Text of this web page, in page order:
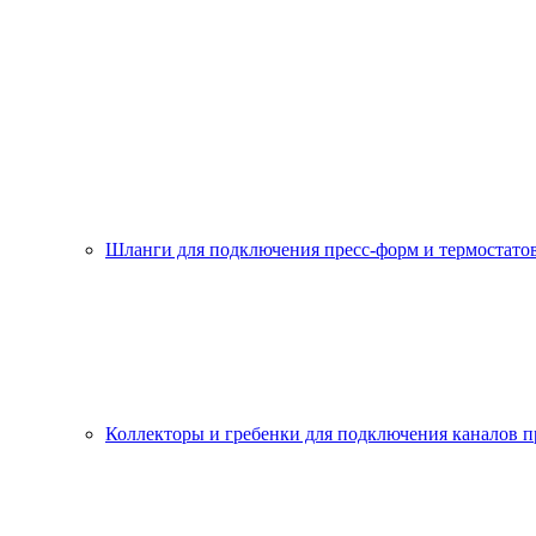
Шланги для подключения пресс-форм и
Коллекторы и гребенки для подключения каналов